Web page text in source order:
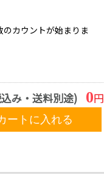
カウントが始まりま
み・送料別途) 0円
ートに入れる